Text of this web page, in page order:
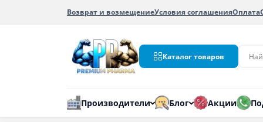
Возврат и возмещениеУсловия соглашенияОплата
Каталог товаров
Производители Блог Акции